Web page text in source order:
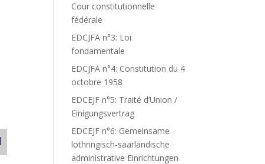
Cour constitutionnelle
fédérale
EDCJFA n°3: Loi
fondamentale
EDCJFA n°4: Constitution du 4
octobre 1958
EDCEJF n°5: Traité d’Union /
Einigungsvertrag
EDCEJF n°6: Gemeinsame
lothringisch-saarländische
administrative Einrichtungen